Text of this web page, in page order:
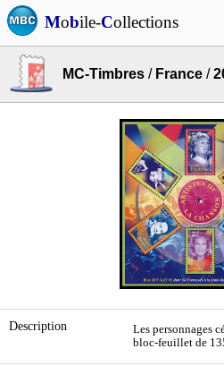
Mobile-Collections
MC-Timbres / France /
Description
Les personnages
bloc-feuillet de